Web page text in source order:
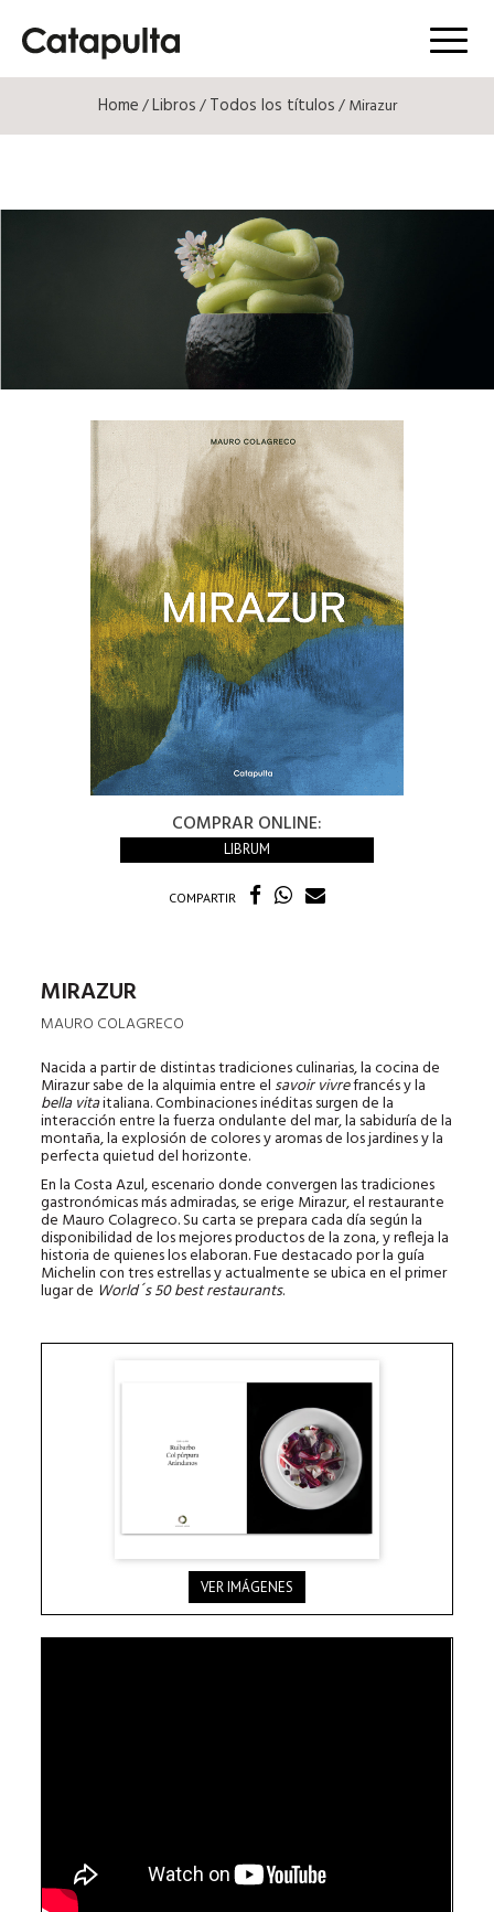
Menú
Home/Libros/Todos los títulos/ Mirazur
COMPRAR ONLINE:
LIBRUM
COMPARTIR
MIRAZUR
MAURO COLAGRECO
Nacida a partir de distintas tradiciones culinarias, la cocina de
Mirazur sabe de la alquimia entre el savoir vivrefrancés y la
bella vitaitaliana. Combinaciones inéditas surgen de la
interacción entre la fuerza ondulante del mar, la sabiduría de la
montaña, la explosión de colores y aromas de los jardines y la
perfecta quietud del horizonte.
En la Costa Azul, escenario donde convergen las tradiciones
gastronómicas más admiradas, se erige Mirazur, el restaurante
de Mauro Colagreco. Su carta se prepara cada día según la
disponibilidad de los mejores productos de la zona, y refleja la
historia de quienes los elaboran. Fue destacado por la guía
Michelin con tres estrellas y actualmente se ubica en el primer
lugar de World´s 50 best restaurants.
VER IMÁGENES